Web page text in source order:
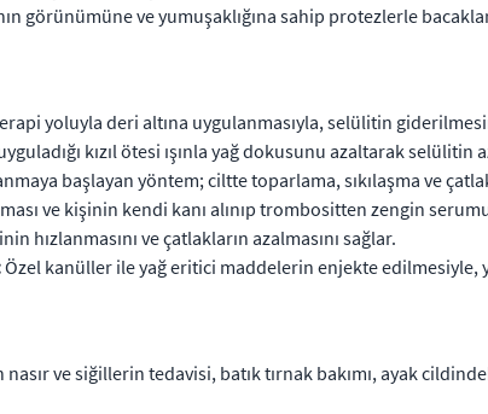
görünümüne ve yumuşaklığına sahip protezlerle
yoluyla deri altına uygulanmasıyla, selülitin
kızıl ötesi ışınla yağ dokusunu azaltarak selülitin
başlayan yöntem; ciltte toparlama, sıkılaşma ve
ve kişinin kendi kanı alınıp trombositten zengin
hızlanmasını ve çatlakların azalmasını sağlar.
Özel kanüller ile yağ eritici maddelerin enjekte edilmesiyle,
ve siğillerin tedavisi, batık tırnak bakımı, ayak